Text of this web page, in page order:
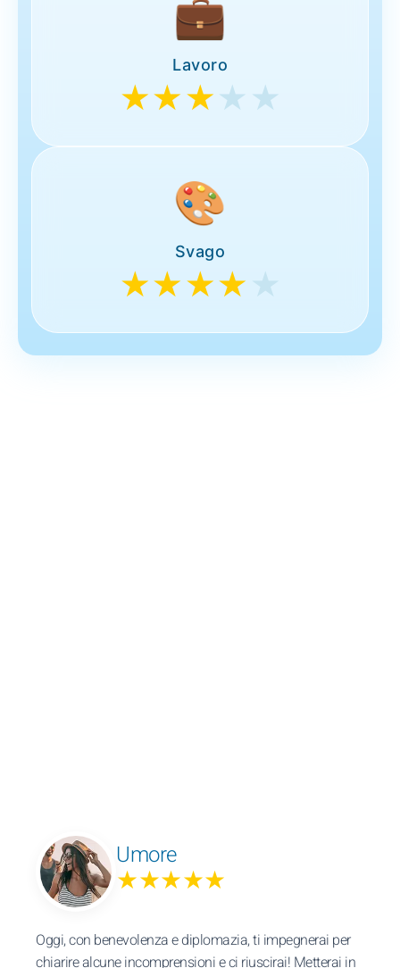
💼
Lavoro
★★★★★
🎨
Svago
★★★★ ★
Umore
★★★★★
Oggi, con benevolenza e diplomazia, ti impegnerai per
chiarire alcune incomprensioni e ci riuscirai! Metterai in